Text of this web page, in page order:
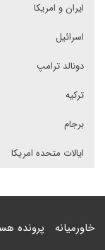
ایران و امریکا
اسرائیل
دونالد ترامپ
ترکیه
برجام
ایالات متحده امریکا
خاورمیانه پرونده